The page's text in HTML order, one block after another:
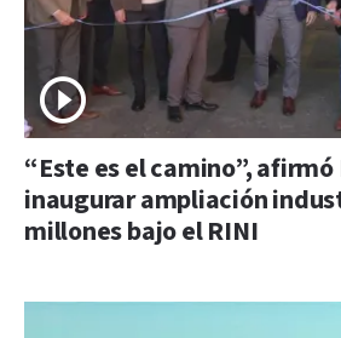
“Este es el camino”,
inaugurar ampliación
millones bajo el RINI